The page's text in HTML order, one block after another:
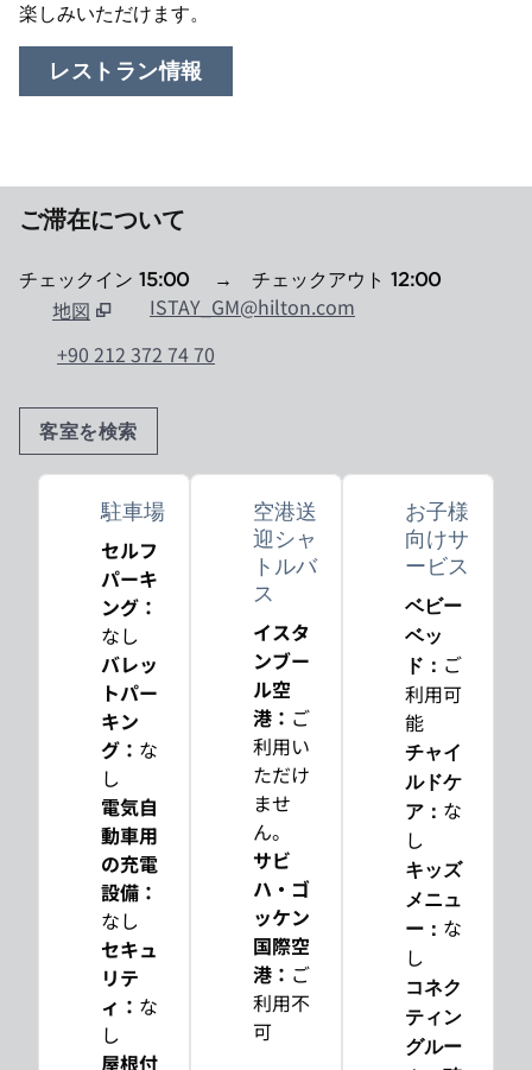
楽しみいただけます。
レストラン情報
ご滞在について
チェックイン 15:00 → チェックアウト 12:00
地図
新しいタブで開きます
ISTAY_GM@hilton.com
+90 212 372 74 70
客室を検索
駐車場
セルフ
パーキ
ング ：
なし
バレッ
トパー
キン
グ ： な
し
電気自
動車用
の充電
設備 ：
なし
セキュ
リテ
ィ ： な
し
屋根付
空港送
迎シャ
トルバ
ス
イスタ
ンブー
ル空
港 ： ご
利用い
ただけ
ませ
ん。
サビ
ハ・ゴ
ッケン
国際空
港 ： ご
利用不
可
お子様
向けサ
ービス
ベビー
ベッ
ド ： ご
利用可
能
チャイ
ルドケ
ア ： な
し
キッズ
メニュ
ー ： な
し
コネク
ティン
グルー